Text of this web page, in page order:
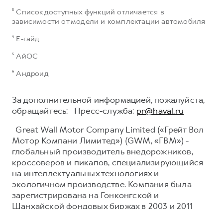
³ Список доступных функций отличается в
зависимости от модели и комплектации автомобиля
⁴ Е-гайд
⁵ АйОС
⁶ Андроид
За дополнительной информацией, пожалуйста,
обращайтесь: Пресс-служба: pr@haval.ru
Great Wall Motor Company Limited («Грейт Вол
Мотор Компани Лимитед») (GWM, «ГВМ») -
глобальный производитель внедорожников,
кроссоверов и пикапов, специализирующийся
на интеллектуальных технологиях и
экологичном производстве. Компания была
зарегистрирована на Гонконгской и
Шанхайской фондовых биржах в 2003 и 2011